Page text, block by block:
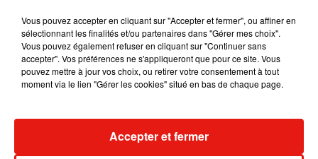
31 juillet 2026
dévoilent « Happiness Is So Sad »
Vous pouvez accepter en cliquant sur "Accepter et fermer", ou affiner en
sélectionnant les finalités et/ou partenaires dans "Gérer mes choix".
Vous pouvez également refuser en cliquant sur "Continuer sans
accepter". Vos préférences ne s'appliqueront que pour ce site. Vous
pouvez mettre à jour vos choix, ou retirer votre consentement à tout
moment via le lien "Gérer les cookies" situé en bas de chaque page.
Accepter et fermer